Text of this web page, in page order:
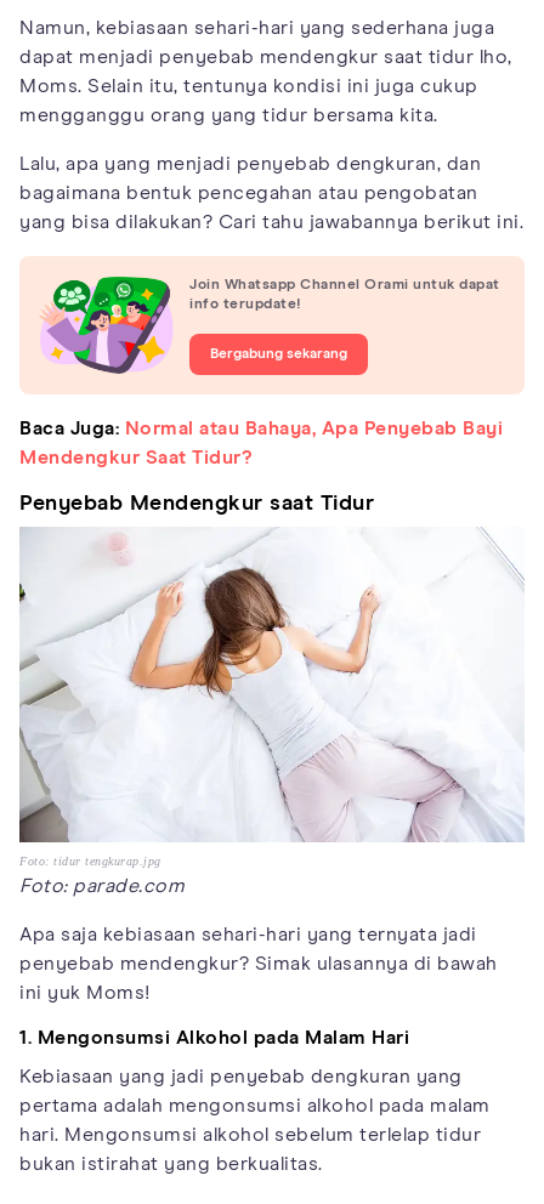
Namun, kebiasaan sehari-hari yang sederhana juga
dapat menjadi penyebab mendengkur saat tidur lho,
Moms. Selain itu, tentunya kondisi ini juga cukup
mengganggu orang yang tidur bersama kita.
Lalu, apa yang menjadi penyebab dengkuran, dan
bagaimana bentuk pencegahan atau pengobatan
yang bisa dilakukan? Cari tahu jawabannya berikut ini.
Join Whatsapp Channel Orami untuk dapat
info terupdate!
Bergabung sekarang
Baca Juga: Normal atau Bahaya, Apa Penyebab Bayi
Mendengkur Saat Tidur?
Penyebab Mendengkur saat Tidur
Foto: tidur tengkurap.jpg
Foto: parade.com
Apa saja kebiasaan sehari-hari yang ternyata jadi
penyebab mendengkur? Simak ulasannya di bawah
ini yuk Moms!
1. Mengonsumsi Alkohol pada Malam Hari
Kebiasaan yang jadi penyebab dengkuran yang
pertama adalah mengonsumsi alkohol pada malam
hari. Mengonsumsi alkohol sebelum terlelap tidur
bukan istirahat yang berkualitas.